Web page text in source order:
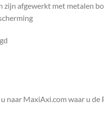
afgewerkt met metalen
naar MaxiAxi.com waar u